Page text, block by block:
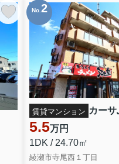
No. 2
賃貸マンション カー
5.5万円
1DK / 24.70㎡
綾瀬市寺尾西１丁目